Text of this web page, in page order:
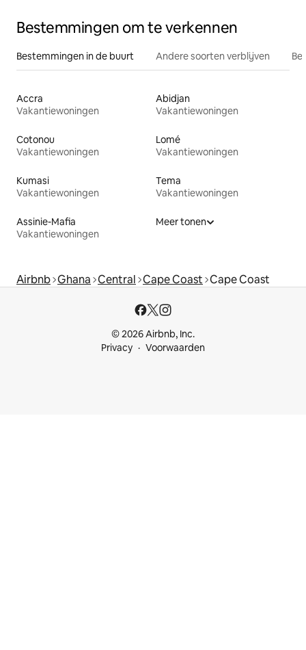
Bestemmingen om te verkennen
Bestemmingen in de buurt Andere soorten verblijven
Accra
Vakantiewoningen
Abidjan
Vakantiewoningen
Cotonou
Vakantiewoningen
Lomé
Vakantiewoningen
Kumasi
Vakantiewoningen
Tema
Vakantiewoningen
Assinie-Mafia
Vakantiewoningen
Meer tonen
Airbnb Ghana Central Cape Coast Cape Coast
© 2026 Airbnb, Inc.
Privacy
Voorwaarden